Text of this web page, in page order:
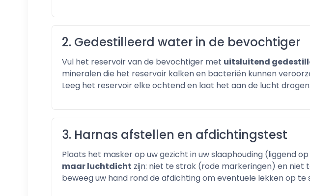
2. Gedestilleerd water in de bevochtiger
Vul het reservoir van de bevochtiger met uitsluitend
mineralen die het reservoir kalken en bacteriën kunnen
Leeg het reservoir elke ochtend en laat het aan de lucht drogen.
3. Harnas afstellen en afdichtingstest
Plaats het masker op uw gezicht in uw slaaphouding (liggend
maar luchtdicht zijn: niet te strak (rode markeringen) en
beweeg uw hand rond de afdichting om eventuele lekken op te